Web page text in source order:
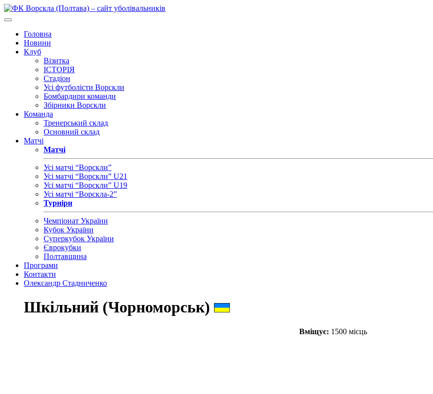
Головна
Новини
Клуб
Візитка
ІСТОРІЯ
Стадіон
Усі футболісти Ворскли
Бомбардири команди
Збірники Ворскли
Команда
Тренерський склад
Основний склад
Матчі
Матчі
Усі матчі “Ворскли”
Усі матчі “Ворскли” U21
Усі матчі “Ворскли” U19
Усі матчі “Ворскла-2”
Турніри
Чемпіонат України
Кубок України
Суперкубок України
Єврокубки
Полтавщина
Програми
Контакти
Олександр Стадниченко
Шкільний (Чорноморськ)
Вміщує: 1500 місць